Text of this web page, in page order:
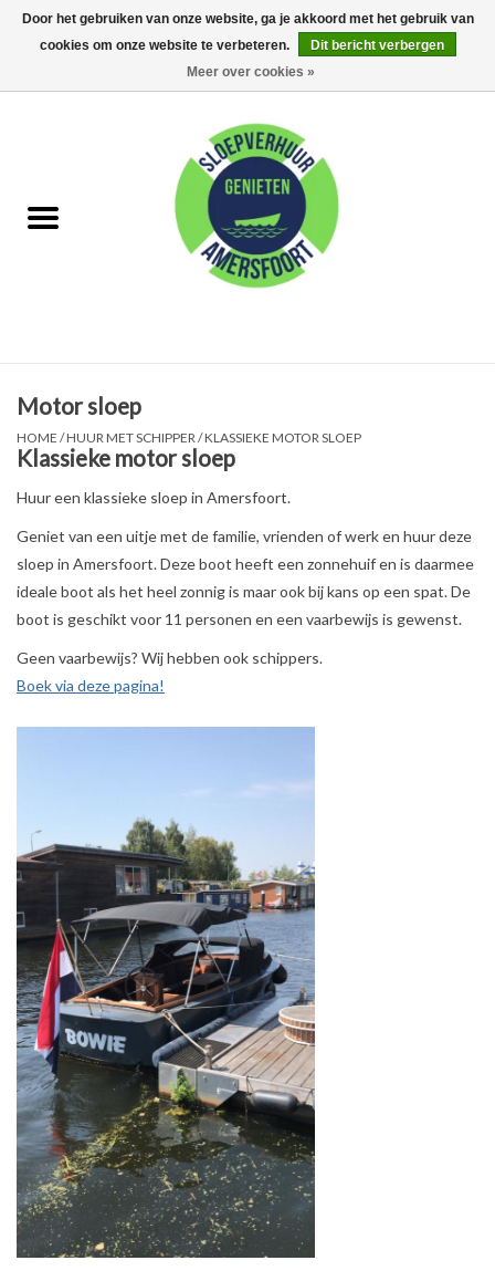
0 Artikelen - €0,00
Huur met schipper
Feest Arrangementen
Tarieven
Reserveren
Hottub boot
Motor sloep
HOME /HUUR MET SCHIPPER /KLASSIEKE MOTOR SLOEP
Klassieke motor sloep
Huur een klassieke sloep in Amersfoort.
Geniet van een uitje met de familie, vrienden of werk en huur deze
sloep in Amersfoort. Deze boot heeft een zonnehuif en is daarmee
ideale boot als het heel zonnig is maar ook bij kans op een spat. De
boot is geschikt voor 11 personen en een vaarbewijs is gewenst.
Geen vaarbewijs? Wij hebben ook schippers.
Boek via deze pagina!
Door het gebruiken van onze website, ga je akkoord met het gebruik van
cookies om onze website te verbeteren.
Dit bericht verbergen
Meer over cookies »